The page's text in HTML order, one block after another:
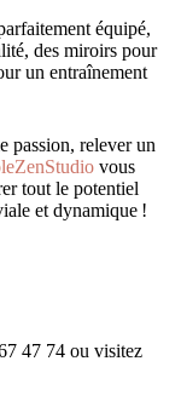
équipé,
des miroirs pour
un entraînement
passion, relever un
vous
tout le potentiel
et dynamique !
47 74ou visitez